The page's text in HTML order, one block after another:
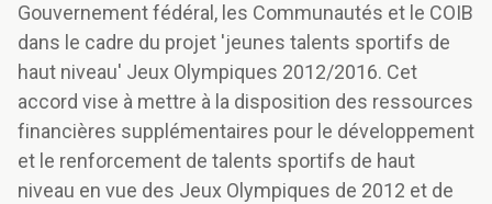
Gouvernement fédéral, les Communautés et le COIB
dans le cadre du projet 'jeunes talents sportifs de
haut niveau' Jeux Olympiques 2012/2016. Cet
accord vise à mettre à la disposition des ressources
financières supplémentaires pour le développement
et le renforcement de talents sportifs de haut
niveau en vue des Jeux Olympiques de 2012 et de